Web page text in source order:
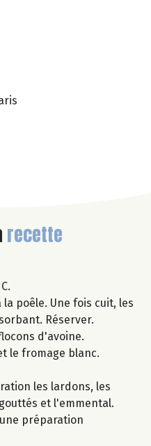
recette
poêle. Une fois cuit, les
Réserver.
d'avoine.
le fromage blanc.
les lardons, les
et l'emmental.
préparation